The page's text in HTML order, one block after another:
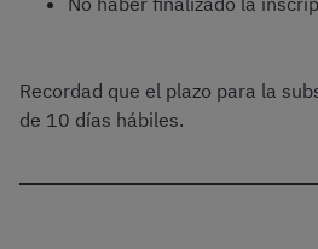
Recordad que el plazo para la
de 10 días hábiles.